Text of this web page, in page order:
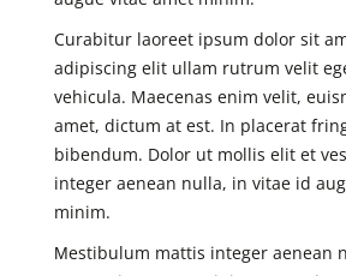
Curabitur laoreet ipsum dolor sit
adipiscing elit ullam rutrum velit
vehicula. Maecenas enim velit,
amet, dictum at est. In placerat
bibendum. Dolor ut mollis elit et
integer aenean nulla, in vitae id
minim.
Мestibulum mattis integer aenean